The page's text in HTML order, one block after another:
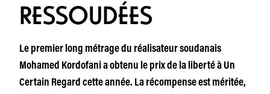
RESSOUDÉES
Le premier long métrage du réalisateur soudanais
Mohamed Kordofani a obtenu le prix de la liberté à Un
Certain Regard cette année. La récompense est méritée,